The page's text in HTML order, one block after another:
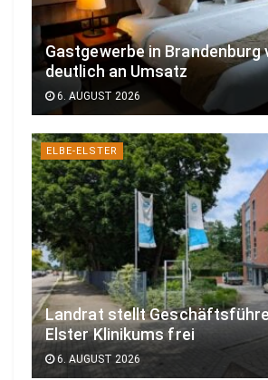
Gastgewerbe in Brandenburg
deutlich an Umsatz
6. AUGUST 2026
ELBE-ELSTER
Landrat stellt
Elster Klinikums frei
6. AUGUST 2026